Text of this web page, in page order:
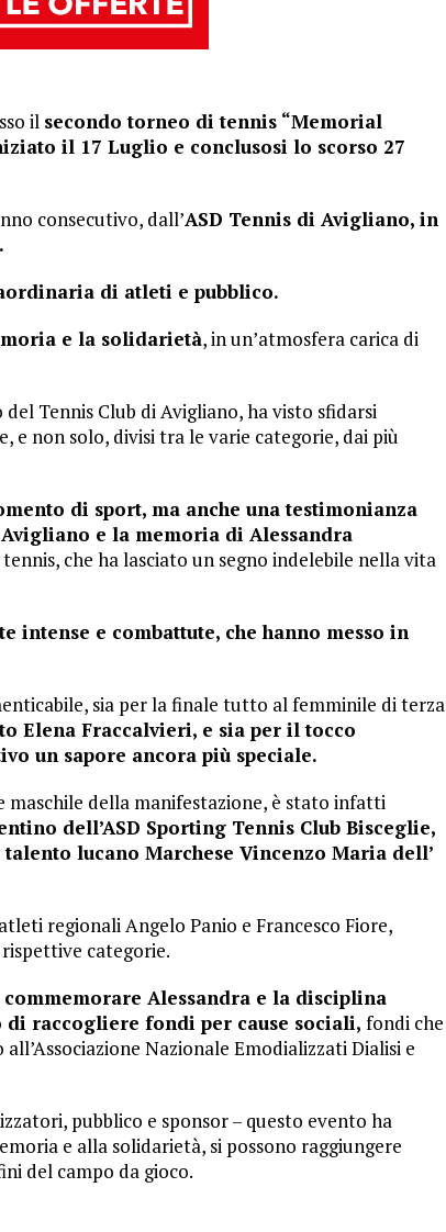
il secondo torneo di tennis “Memorial
il 17 Luglio e conclusosi lo scorso 27
consecutivo, dall’ASD Tennis di Avigliano, in
di atleti e pubblico.
e la solidarietà, in un’atmosfera carica di
Tennis Club di Avigliano, ha visto sfidarsi
non solo, divisi tra le varie categorie, dai più
di sport, ma anche una testimonianza
e la memoria di Alessandra
che ha lasciato un segno indelebile nella vita
intense e combattute, che hanno messo in
sia per la finale tutto al femminile di terza
Elena Fraccalvieri, e sia per il tocco
un sapore ancora più speciale.
della manifestazione, è stato infatti
dell’ASD Sporting Tennis Club Bisceglie,
lucano Marchese Vincenzo Maria dell’
regionali Angelo Panio e Francesco Fiore,
categorie.
Alessandra e la disciplina
di raccogliere fondi per cause sociali, fondi che
Nazionale Emodializzati Dialisi e
pubblico e sponsor – questo evento ha
e alla solidarietà, si possono raggiungere
del campo da gioco.